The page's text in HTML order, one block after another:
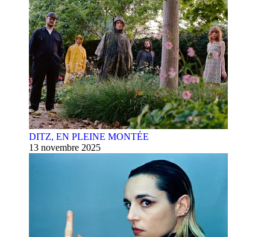
DITZ, EN PLEINE MONTÉE
13 novembre 2025